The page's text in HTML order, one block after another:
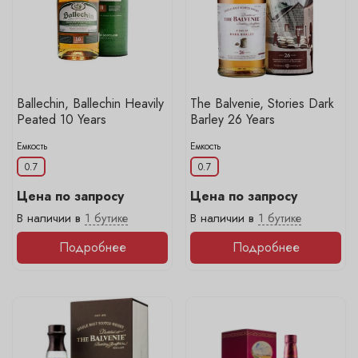
Ballechin, Ballechin Heavily
Peated 10 Years
Емкость
0.7
Цена по запросу
В наличии в 1 бутике
Подробнее
The Balvenie, Stories Dark
Barley 26 Years
Емкость
0.7
Цена по запросу
В наличии в 1 бутике
Подробнее